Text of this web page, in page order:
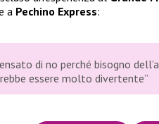
a Pechino Express:
di no perché bisogno
essere molto divertente”